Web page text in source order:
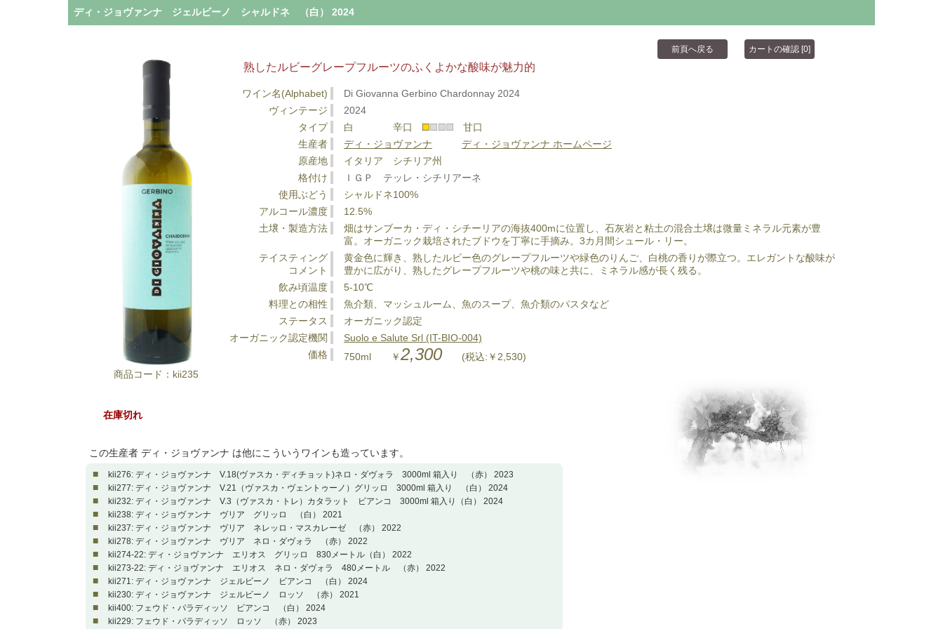
ディ・ジョヴァンナ ジェルビーノ シャルドネ （白） 2024
商品コード：kii235
在庫切れ
熟したルビーグレープフルーツのふくよかな酸味が魅力的
ワイン名(Alphabet)
Di Giovanna Gerbino Chardonnay 2024
ヴィンテージ
2024
タイプ
白 辛口
甘口
生産者
ディ・ジョヴァンナ
ディ・ジョヴァンナ ホームページ
原産地
イタリア シチリア州
格付け
ＩＧＰ テッレ・シチリアーネ
使用ぶどう
シャルドネ100%
アルコール濃度
12.5%
土壌・製造方法
畑はサンブーカ・ディ・シチーリアの海抜400mに位置し、石灰岩と粘土の混合土壌は微量ミネラル元素が豊
富。オーガニック栽培されたブドウを丁寧に手摘み。3カ月間シュール・リー。
テイスティング
コメント
黄金色に輝き、熟したルビー色のグレープフルーツや緑色のりんご、白桃の香りが際立つ。エレガントな酸味が
豊かに広がり、熟したグレープフルーツや桃の味と共に、ミネラル感が長く残る。
飲み頃温度
5-10℃
料理との相性
魚介類、マッシュルーム、魚のスープ、魚介類のパスタなど
ステータス
オーガニック認定
オーガニック認定機関
Suolo e Salute Srl (IT-BIO-004)
価格
750ml ￥2,300 (税込:￥2,530)
この生産者 ディ・ジョヴァンナ は他にこういうワインも造っています。
■
kii276: ディ・ジョヴァンナ V.18(ヴァスカ・ディチョット)ネロ・ダヴォラ 3000ml 箱入り （赤） 2023
■ kii277: ディ・ジョヴァンナ V.21（ヴァスカ・ヴェントゥーノ）グリッロ 3000ml 箱入り （白） 2024
■ kii232: ディ・ジョヴァンナ V.3（ヴァスカ・トレ）カタラット ビアンコ 3000ml 箱入り（白） 2024
■ kii238: ディ・ジョヴァンナ ヴリア グリッロ （白） 2021
■ kii237: ディ・ジョヴァンナ ヴリア ネレッロ・マスカレーゼ （赤） 2022
■ kii278: ディ・ジョヴァンナ ヴリア ネロ・ダヴォラ （赤） 2022
■ kii274-22: ディ・ジョヴァンナ エリオス グリッロ 830メートル（白） 2022
■ kii273-22: ディ・ジョヴァンナ エリオス ネロ・ダヴォラ 480メートル （赤） 2022
■ kii271: ディ・ジョヴァンナ ジェルビーノ ビアンコ （白） 2024
■ kii230: ディ・ジョヴァンナ ジェルビーノ ロッソ （赤） 2021
■ kii400: フェウド・パラディッソ ビアンコ （白） 2024
■ kii229: フェウド・パラディッソ ロッソ （赤） 2023